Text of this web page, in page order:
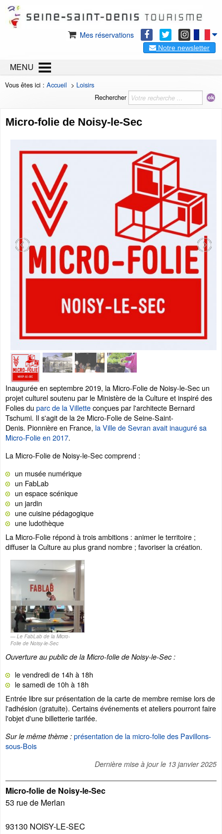
Mes réservations
Notre newsletter
MENU
Vous êtes ici : Accueil > Loisirs
Rechercher
Micro-folie de Noisy-le-Sec
Inaugurée en septembre 2019, la Micro-Folie de Noisy-le-Sec un
projet culturel soutenu par le Ministère de la Culture et inspiré des
Folies du parc de la Villetteconçues par l'architecte Bernard
Tschumi. Il s'agit de la 2e Micro-Folie de Seine-Saint-
Denis. Pionnière en France, la Ville de Sevran avait inauguré sa
Micro-Folie en 2017.
La Micro-Folie de Noisy-le-Sec comprend :
un musée numérique
un FabLab
un espace scénique
un jardin
une cuisine pédagogique
une ludothèque
La Micro-Folie répond à trois ambitions : animer le territoire ;
diffuser la Culture au plus grand nombre ; favoriser la création.
Le FabLab de la Micro-
Folie de Noisy-le-Sec
Ouverture au public de la Micro-folie de Noisy-le-Sec :
le vendredi de 14h à 18h
le samedi de 10h à 18h
Entrée libre sur présentation de la carte de membre remise lors de
l'adhésion (gratuite). Certains événements et ateliers pourront faire
l'objet d'une billetterie tarifée.
Sur le même thème : présentation de la micro-folie des Pavillons-
sous-Bois
Dernière mise à jour le 13 janvier 2025
Micro-folie de Noisy-le-Sec
53 rue de Merlan
93130 NOISY-LE-SEC